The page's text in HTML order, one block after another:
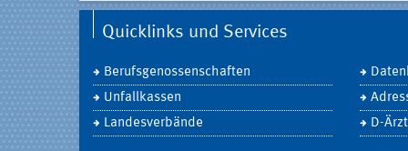
Quicklinks und Services
Berufsgenossenschaften
Unfallkassen
Landesverbände
D-